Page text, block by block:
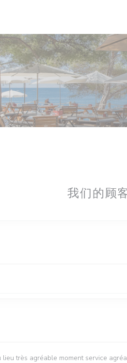
我们的顾
lieu très agréable moment service